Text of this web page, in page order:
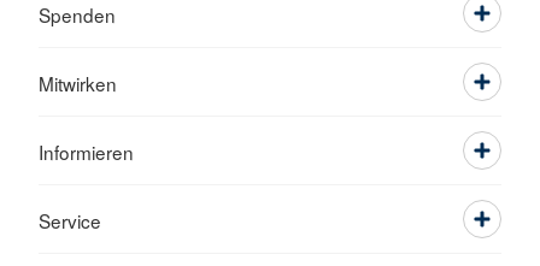
Spenden
Mitwirken
Informieren
Service